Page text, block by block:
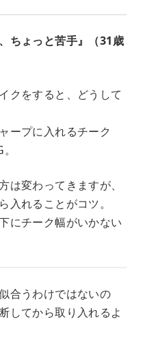
ちょっと苦手』（31歳
クをすると、どうして
ープに入れるチーク
は変わってきますが、
入れることがコツ。
にチーク幅がいかない
合うわけではないの
してから取り入れるよ